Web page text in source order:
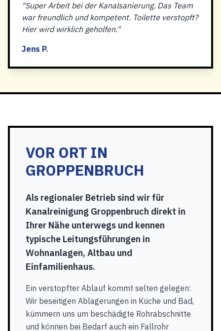
"Super Arbeit bei der Kanalsanierung. Das Team
war freundlich und kompetent. Toilette verstopft?
Hier wird wirklich geholfen."
Jens P.
VOR ORT IN
GROPPENBRUCH
Als regionaler Betrieb sind wir für
Kanalreinigung Groppenbruch direkt in
Ihrer Nähe unterwegs und kennen
typische Leitungsführungen in
Wohnanlagen, Altbau und
Einfamilienhaus.
Ein verstopfter Ablauf kommt selten gelegen:
Wir beseitigen Ablagerungen in Küche und Bad,
kümmern uns um beschädigte Rohrabschnitte
und können bei Bedarf auch ein Fallrohr